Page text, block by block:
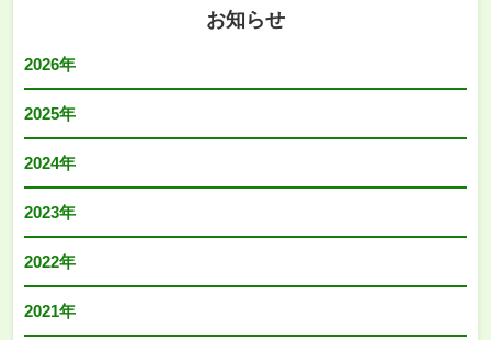
お知らせ
2026年
2025年
2024年
2023年
2022年
2021年